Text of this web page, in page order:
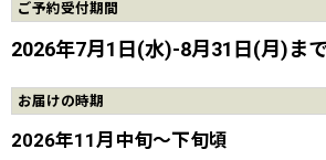
ご予約受付期間
2026年7月1日(水)-8月31日(月)ま
お届けの時期
2026年11月中旬〜下旬頃